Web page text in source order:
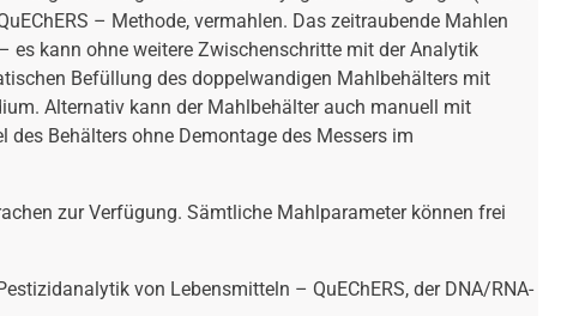
– Methode, vermahlen. Das zeitraubende Mahlen
es kann ohne weitere Zwischenschritte mit der Analytik
Befüllung des doppelwandigen Mahlbehälters mit
Alternativ kann der Mahlbehälter auch manuell mit
Behälters ohne Demontage des Messers im
zur Verfügung. Sämtliche Mahlparameter können frei
von Lebensmitteln – QuEChERS, der DNA/RNA-